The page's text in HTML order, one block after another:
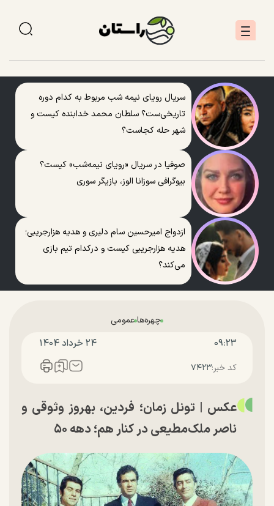
سریال رویای نیمه شب مربوط به کدام دوره
تاریخی‌ست؟ سلطان محمد خدابنده کیست و
شهر حله کجاست؟
صوفیا در سریال «رویای نیمه‌شب» کیست؟
بیوگرافی سوزانا الوز، بازیگر سوری
ازدواج امیرحسین سام دلیری و هدیه هزارجریبی؛
هدیه هزارجریبی کیست و درکدام تیم بازی
می‌کند؟
چهره‌هاعمومی
۰۹:۲۳ ۲۴ خرداد ۱۴۰۴
کد خبر:۷۴۲۳
عکس | تونل زمان؛ فردین، بهروز وثوقی و
ناصر ملک‌مطیعی در کنار هم؛ دهه ۵۰